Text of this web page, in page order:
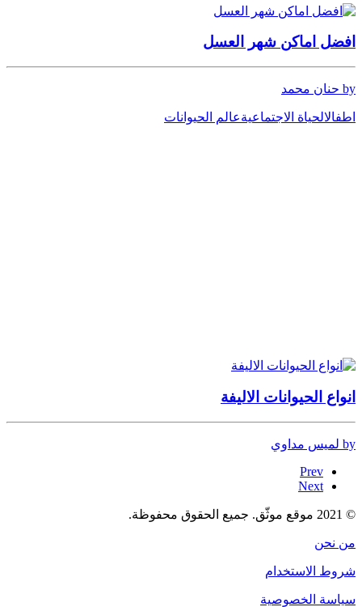
افضل اماكن شهر العسل
by حنان محمد
اطفالالحياة الاجتماعيةعالم الحيوانات
انواع الحيوانات الاليفة
by لميس مداوي
Prev
Next
© 2021 موقع موثّق. جميع الحقوق محفوظة.
من نحن
شروط الاستخدام
سياسة الخصوصية